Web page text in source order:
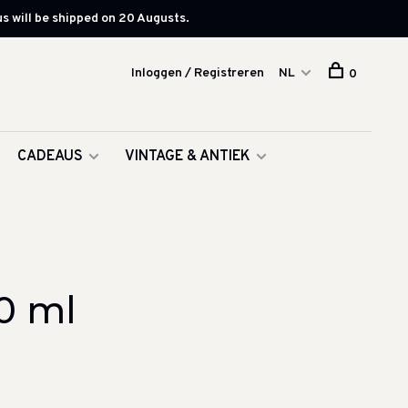
will be shipped on 20 Augusts.
CADEAUS
VINTAGE & ANTIEK
Inloggen / Registreren NL 0
ml